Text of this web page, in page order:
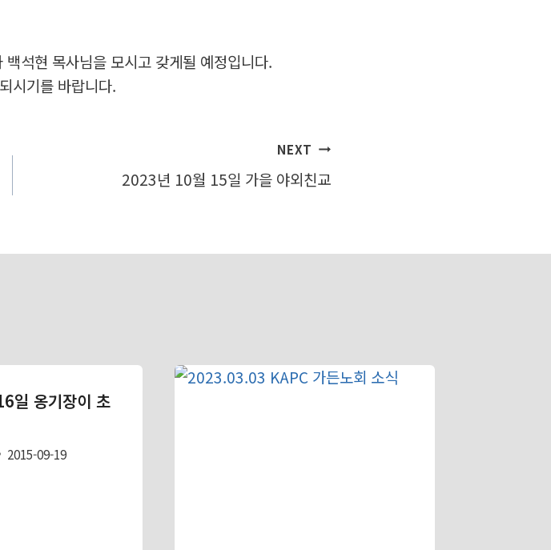
석현 목사님을 모시고 갖게될 예정입니다.
시기를 바랍니다.
NEXT
2023년 10월 15일 가을 야외친교
일 옹기장이 초
2015-09-19